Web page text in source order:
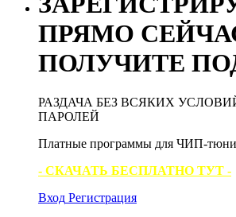
ПРЯМО
ПОЛУЧИТЕ
РАЗДАЧА БЕЗ ВСЯКИХ
ПАРОЛЕЙ
Платные программы для ЧИП-
- СКАЧАТЬ БЕСПЛАТНО ТУТ -
Вход Регистрация